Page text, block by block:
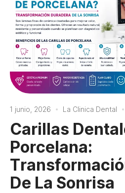
1 junio, 2026 La Clinica Dental
Carillas
Porcelana:
De La Sonrisa